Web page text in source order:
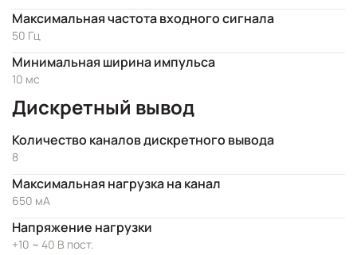
Максимальная частота входного сигнала
50 Гц
Минимальная ширина импульса
10 мс
Дискретный вывод
Количество каналов дискретного вывода
8
Максимальная нагрузка на канал
650 мА
Напряжение нагрузки
+10 ~ 40 В пост.